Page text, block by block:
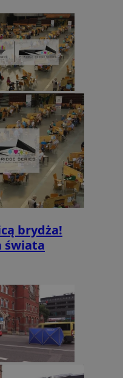
brydża!
świata